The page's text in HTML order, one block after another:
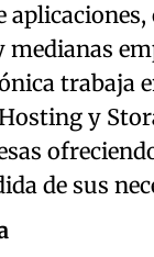
medianas
trabaja
y
de sus